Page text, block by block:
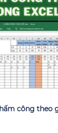
công theo